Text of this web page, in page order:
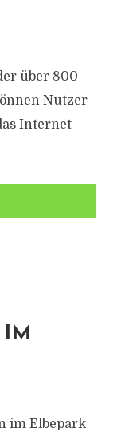
über 800-
Nutzer
Internet
IM
im Elbepark